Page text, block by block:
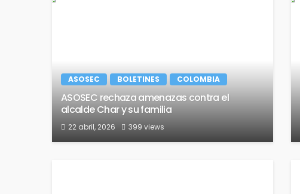
ASOSEC BOLETINES COLOMBIA
ASOSEC rechaza amenazas contra el
alcalde Char y su familia
22 abril, 2026 399 views